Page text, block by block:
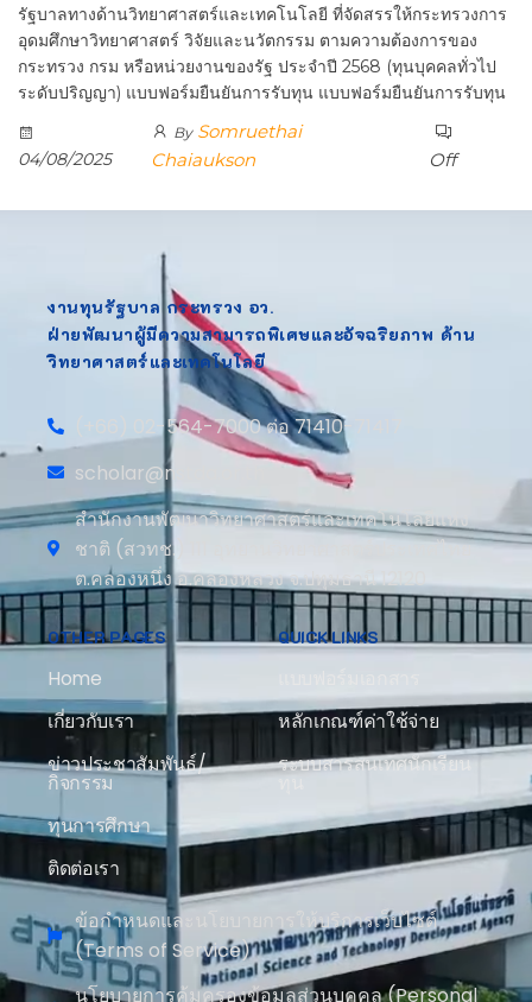
รัฐบาลทางด้านวิทยาศาสตร์และเทคโนโลยี ที่จัดสรรให้กระทรวงการ
อุดมศึกษาวิทยาศาสตร์ วิจัยและนวัตกรรม ตามความต้องการของ
กระทรวง กรม หรือหน่วยงานของรัฐ ประจำปี 2568 (ทุนบุคคลทั่วไป
ระดับปริญญา) แบบฟอร์มยืนยันการรับทุน แบบฟอร์มยืนยันการรับทุน
04/08/2025
By Somruethai
Chaiaukson
Off
งานทุนรัฐบาล กระทรวง อว.
ฝ่ายพัฒนาผู้มีความสามารถพิเศษและอัจฉริยภาพ ด้าน
วิทยาศาสตร์และเทคโนโลยี
(+66) 02-564-7000 ต่อ 71410-71417
scholar@nstda.or.th
สำนักงานพัฒนาวิทยาศาสตร์และเทคโนโลยีแห่ง
ชาติ (สวทช.) 111 อุทยานวิทยาศาสตร์ประเทศไทย
ต.คลองหนึ่ง อ.คลองหลวง จ.ปทุมธานี 12120
OTHER PAGES
Home
เกี่ยวกับเรา
ข่าวประชาสัมพันธ์/
กิจกรรม
ทุนการศึกษา
ติดต่อเรา
QUICK LINKS
หลักเกณฑ์ค่าใช้จ่าย
ระบบสารสนเทศนักเรียน
ทุน
ข้อกำหนดและนโยบายการให้บริการเว็บไซต์
(Terms of Service)
นโยบายการคุ้มครองข้อมูลส่วนบุคคล (Personal